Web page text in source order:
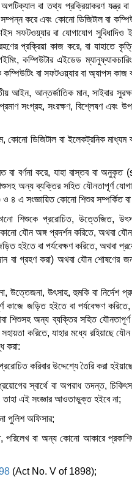
বা তথ্য প্রক্রিয়াকরণ যন্ত্র বা
করে এবং কোনো ডিজিটাল বা
সফটওয়্যার বা যোগাযোগ
প্রক্রিয়া কাজ করে, বা যাহাতে
কম্পিউটার এইডেড
বা সফটওয়্যার বা অ্যাপস কাজ
আইন, আন্তর্জাতিক মান, সাইবার
সংগ্রহ, সংরক্ষণ, বিশ্লেষণ এবং
ডিজিটাল বা ইলেকট্রনিক মাধ্যম
বা বর্ণনা করে, যাহা বাস্তব বা
অন্য ব্যক্তির সহিত যৌনতাপূর্ণ
এ সংজ্ঞায়িত কোনো শিশুর সম্পর্কিত বা
শিশুকে প্ররোচিত, উত্তেজিত,
যৌন অঙ্গ প্রদর্শন করিতে, অথবা যৌন
হইতে বা পর্যবেক্ষণ করিতে, অথবা
বা গ্রহণ করা) অথবা যৌন শোষণের
উৎসাহ, হুমকি বা নির্দেশ
জড়িত হইতে বা পর্যবেক্ষণ
শিশুসহ অন্য ব্যক্তির সহিত
করিতে, যাহার মধ্যে রহিয়াছে
করা:
করিবার উদ্দেশ্যে তৈরি করা
স্বার্থে বা অপরাধ তদন্ত,
তাহা এই সংজ্ঞার আওতাভুক্ত হইবে না;
পুলিশ অফিসার;
বা অন্য কোনো আকারে প্রকাশিত
(Act No. V of 1898);